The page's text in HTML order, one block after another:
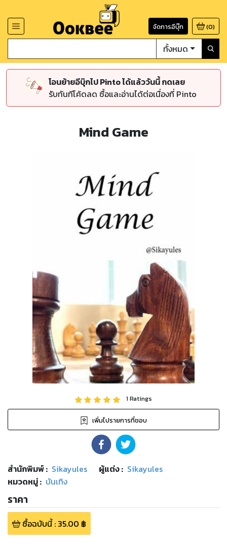
จัดการอีบุ๊ก (0)
ทั้งหมด
โอนย้ายอีบุ๊กไป Pinto ได้แล้ววันนี้ กดเลย
รับทันทีโค้ดลด ซื้อและอ่านได้ต่อเนื่องที่ Pinto
Mind Game
1Ratings
เพิ่มไปรายการที่ชอบ
สำนักพิมพ์: Sikayules ผู้แต่ง : Sikayules
หมวดหมู่: บันเทิง
ราคา
ซื้อฉบับนี้: 35.00 ฿